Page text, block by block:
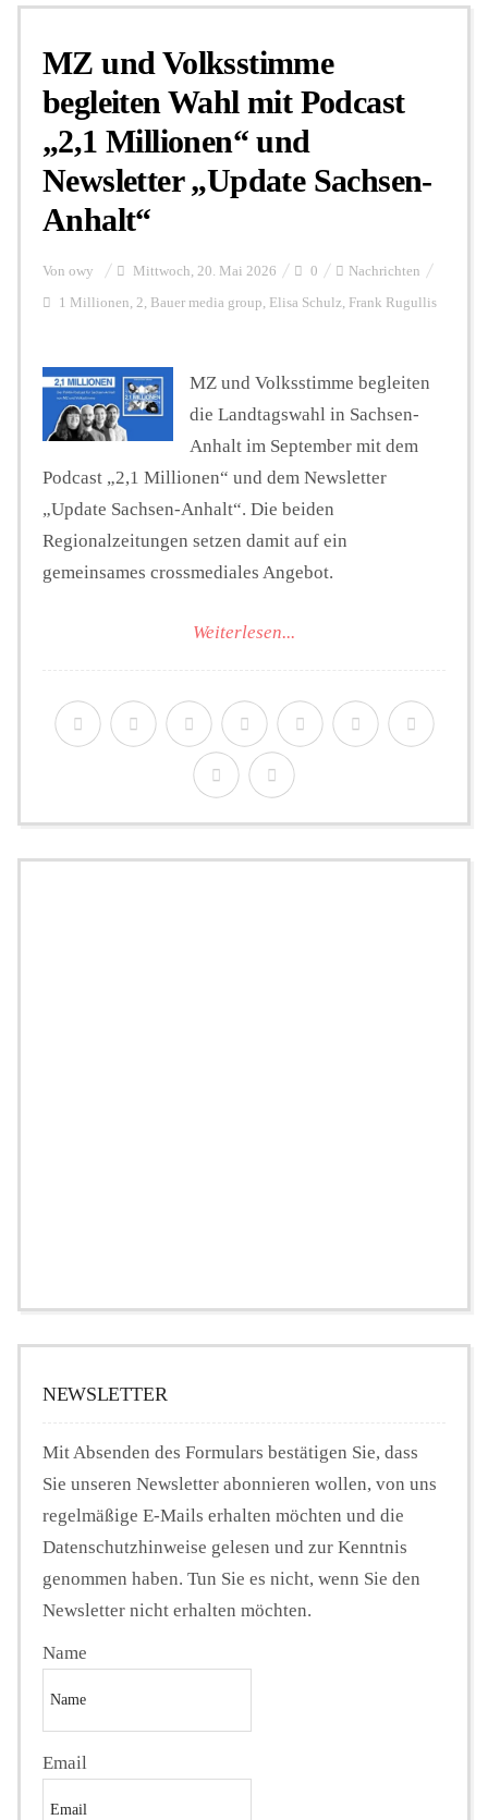
Personalien
Hintergrund
FUNKTURM-Beiträge
Podcast
Seminare
Unterstützen
MZ und Volksstimme
begleiten Wahl mit Podcast
„2,1 Millionen“ und
Newsletter „Update Sachsen-
Anhalt“
Von owy Mittwoch, 20. Mai 2026 0 Nachrichten
1 Millionen, 2, Bauer media group, Elisa Schulz, Frank Rugullis
MZ und Volksstimme begleiten
die Landtagswahl in Sachsen-
Anhalt im September mit dem
Podcast „2,1 Millionen“ und dem Newsletter
„Update Sachsen-Anhalt“. Die beiden
Regionalzeitungen setzen damit auf ein
gemeinsames crossmediales Angebot.
Weiterlesen...
NEWSLETTER
Mit Absenden des Formulars bestätigen Sie, dass
Sie unseren Newsletter abonnieren wollen, von uns
regelmäßige E-Mails erhalten möchten und die
Datenschutzhinweise gelesen und zur Kenntnis
genommen haben. Tun Sie es nicht, wenn Sie den
Newsletter nicht erhalten möchten.
Name
Email